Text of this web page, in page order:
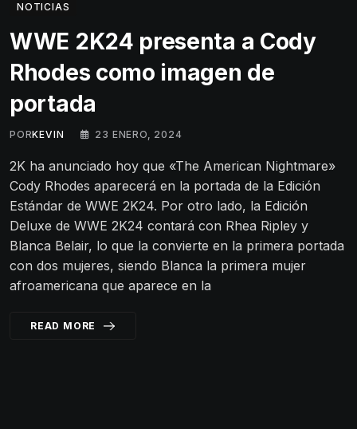
NOTICIAS
WWE 2K24 presenta a Cody
Rhodes como imagen de
portada
PORKEVIN 23 ENERO, 2024
2K ha anunciado hoy que «The American Nightmare»
Cody Rhodes aparecerá en la portada de la Edición
Estándar de WWE 2K24. Por otro lado, la Edición
Deluxe de WWE 2K24 contará con Rhea Ripley y
Blanca Belair, lo que la convierte en la primera portada
con dos mujeres, siendo Blanca la primera mujer
afroamericana que aparece en la
READ MORE